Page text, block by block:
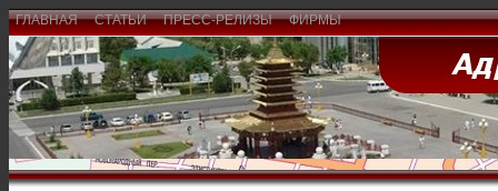
ГЛАВНАЯ СТАТЬИ ПРЕСС-РЕЛИЗЫ ФИРМЫ